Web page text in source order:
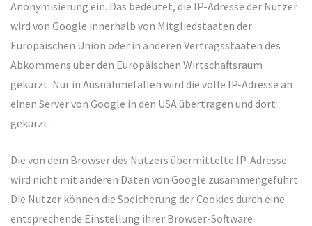
Anonymisierung ein. Das bedeutet, die IP-Adresse der Nutzer
wird von Google innerhalb von Mitgliedstaaten der
Europäischen Union oder in anderen Vertragsstaaten des
Abkommens über den Europäischen Wirtschaftsraum
gekürzt. Nur in Ausnahmefällen wird die volle IP-Adresse an
einen Server von Google in den USA übertragen und dort
gekürzt.
Die von dem Browser des Nutzers übermittelte IP-Adresse
wird nicht mit anderen Daten von Google zusammengeführt.
Die Nutzer können die Speicherung der Cookies durch eine
entsprechende Einstellung ihrer Browser-Software